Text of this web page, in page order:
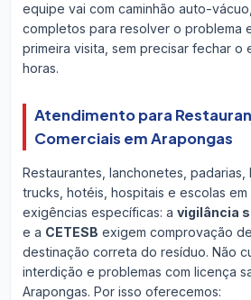
equipe vai com caminhão auto-
completos para resolver o problema
primeira visita, sem precisar fechar o
horas.
Atendimento para
Comerciais em Arapongas
Restaurantes, lanchonetes, padarias,
trucks, hotéis, hospitais e escolas em
exigências específicas: a vigilância
e a CETESB exigem comprovação
destinação correta do resíduo. Não
interdição e problemas com licença
Arapongas. Por isso oferecemos: